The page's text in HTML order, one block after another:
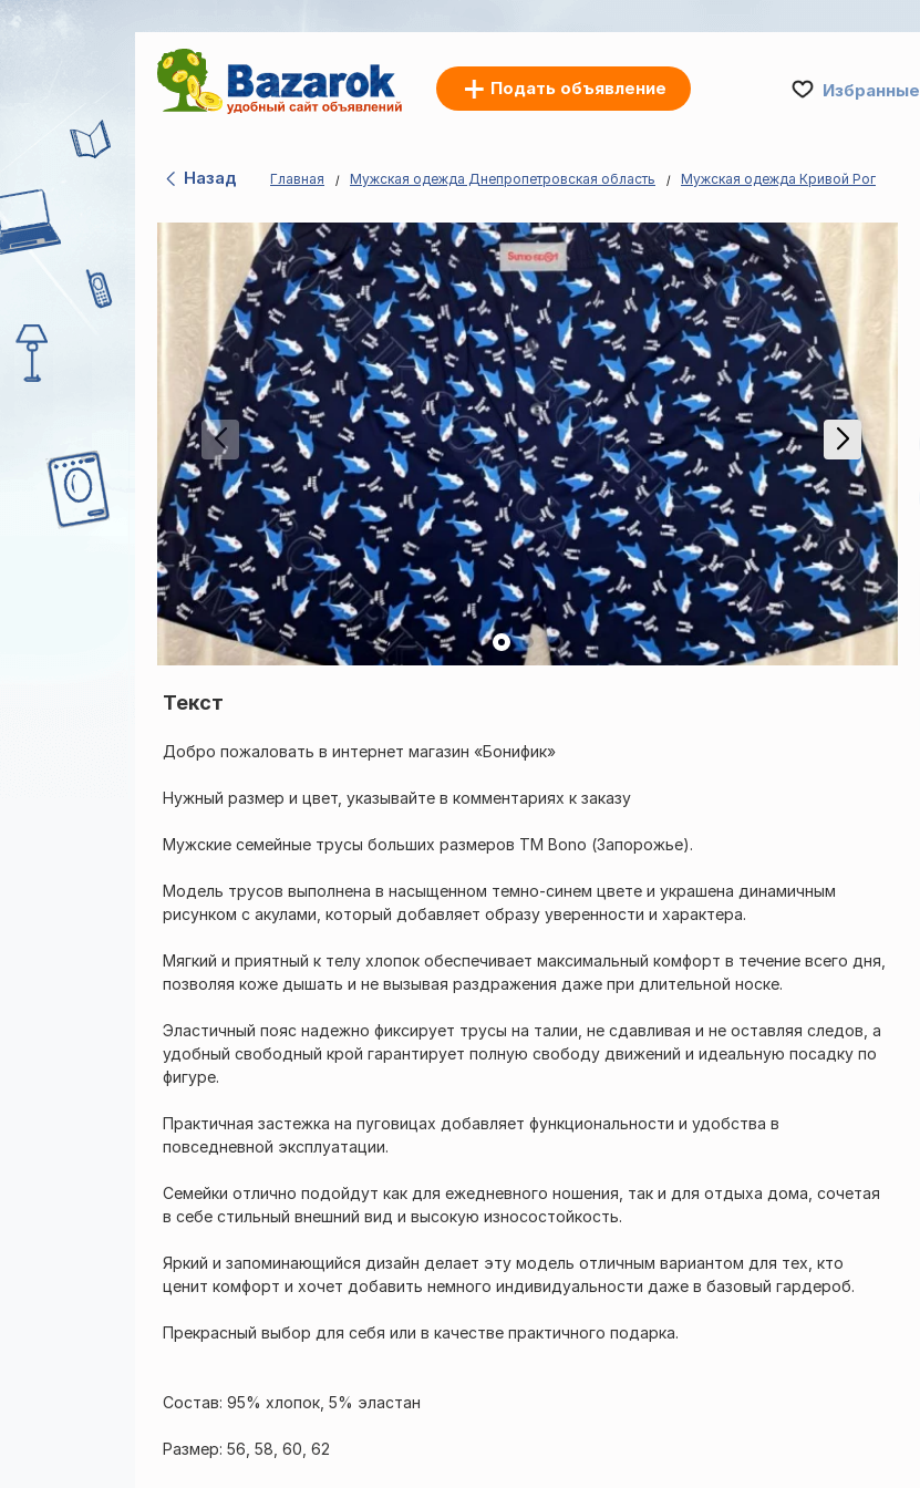
Подать объявление Избранные
Назад Главная Мужская одежда Днепропетровская область Мужская одежда Кривой Рог
Текст
Добро пожаловать в интернет магазин «Бонифик»
Нужный размер и цвет, указывайте в комментариях к заказу
Мужские семейные трусы больших размеров ТМ Bono (Запорожье).
Модель трусов выполнена в насыщенном темно-синем цвете и украшена динамичным
рисунком с акулами, который добавляет образу уверенности и характера.
Мягкий и приятный к телу хлопок обеспечивает максимальный комфорт в течение всего дня,
позволяя коже дышать и не вызывая раздражения даже при длительной носке.
Эластичный пояс надежно фиксирует трусы на талии, не сдавливая и не оставляя следов, а
удобный свободный крой гарантирует полную свободу движений и идеальную посадку по
фигуре.
Практичная застежка на пуговицах добавляет функциональности и удобства в
повседневной эксплуатации.
Семейки отлично подойдут как для ежедневного ношения, так и для отдыха дома, сочетая
в себе стильный внешний вид и высокую износостойкость.
Яркий и запоминающийся дизайн делает эту модель отличным вариантом для тех, кто
ценит комфорт и хочет добавить немного индивидуальности даже в базовый гардероб.
Прекрасный выбор для себя или в качестве практичного подарка.
Состав: 95% хлопок, 5% эластан
Размер: 56, 58, 60, 62